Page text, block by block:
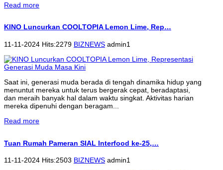
Read more
KINO Luncurkan COOLTOPIA Lemon Lime, Rep…
11-11-2024 Hits:2279 BIZNEWS admin1
Saat ini, generasi muda berada di tengah dinamika hidup yang
menuntut mereka untuk terus bergerak cepat, beradaptasi,
dan meraih banyak hal dalam waktu singkat. Aktivitas harian
mereka dipenuhi dengan beragam...
Read more
Tuan Rumah Pameran SIAL Interfood ke-25,…
11-11-2024 Hits:2503 BIZNEWS admin1